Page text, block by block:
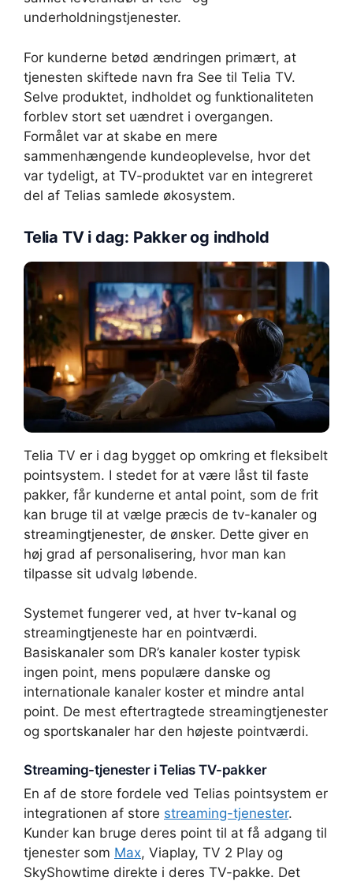
underholdningstjenester.
For kunderne betød ændringen primært, at
tjenesten skiftede navn fra See til Telia TV.
Selve produktet, indholdet og funktionaliteten
forblev stort set uændret i overgangen.
Formålet var at skabe en mere
sammenhængende kundeoplevelse, hvor det
var tydeligt, at TV-produktet var en integreret
del af Telias samlede økosystem.
Telia TV i dag: Pakker og indhold
Telia TV er i dag bygget op omkring et fleksibelt
pointsystem. I stedet for at være låst til faste
pakker, får kunderne et antal point, som de frit
kan bruge til at vælge præcis de tv-kanaler og
streamingtjenester, de ønsker. Dette giver en
høj grad af personalisering, hvor man kan
tilpasse sit udvalg løbende.
Systemet fungerer ved, at hver tv-kanal og
streamingtjeneste har en pointværdi.
Basiskanaler som DR’s kanaler koster typisk
ingen point, mens populære danske og
internationale kanaler koster et mindre antal
point. De mest eftertragtede streamingtjenester
og sportskanaler har den højeste pointværdi.
Streaming-tjenester i Telias TV-pakker
En af de store fordele ved Telias pointsystem er
integrationen af store streaming-tjenester.
Kunder kan bruge deres point til at få adgang til
tjenester som Max, Viaplay, TV 2 Play og
SkyShowtime direkte i deres TV-pakke. Det